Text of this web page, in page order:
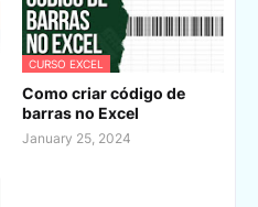
CURSO EXCEL
Como criar código de
barras no Excel
January 25, 2024